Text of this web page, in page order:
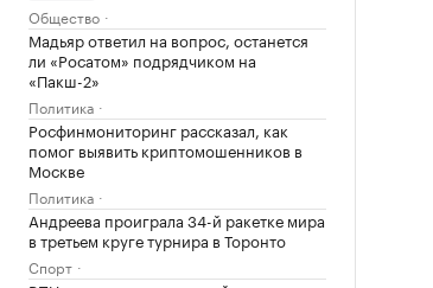
Общество
Мадьяр ответил на вопрос, останется
ли «Росатом» подрядчиком на
«Пакш-2»
Политика
Росфинмониторинг рассказал, как
помог выявить криптомошенников в
Москве
Политика
Андреева проиграла 34-й ракетке мира
в третьем круге турнира в Торонто
Спорт